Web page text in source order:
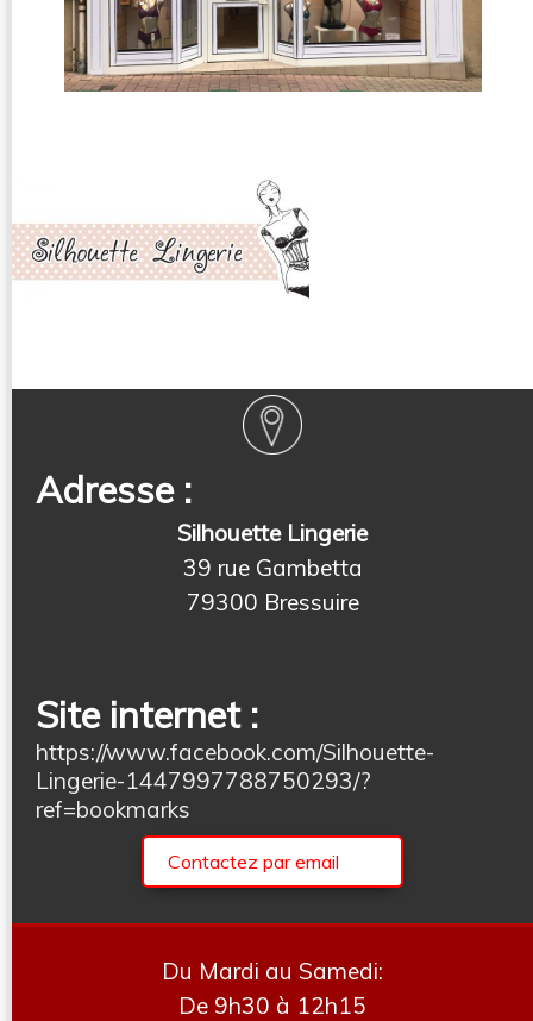
Adresse :
Silhouette Lingerie
39 rue Gambetta
79300 Bressuire
Site internet :
https://www.facebook.com/Silhouette-
Lingerie-1447997788750293/?
ref=bookmarks
Contactez par email
Du Mardi au Samedi:
De 9h30 à 12h15